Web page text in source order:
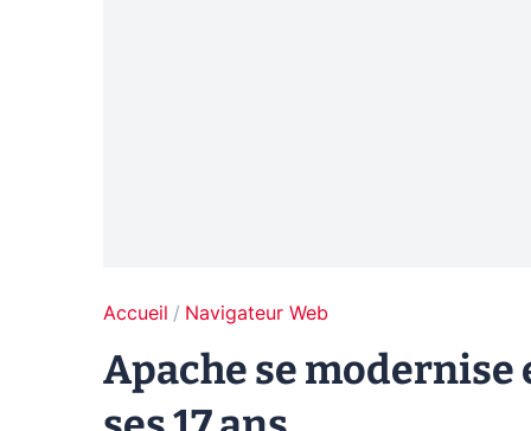
Accueil Navigateur Web
Apache se modernise